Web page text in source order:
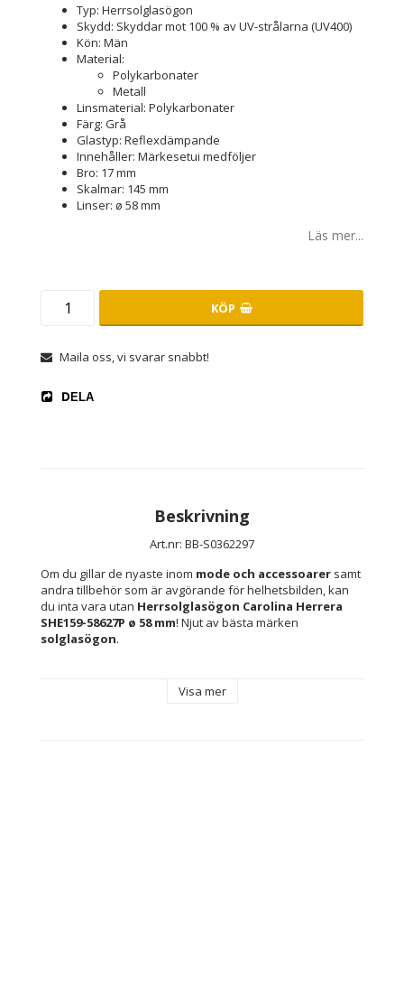
Typ: Herrsolglasögon
Skydd: Skyddar mot 100 % av UV-strålarna (UV400)
Kön: Män
Material:
Polykarbonater
Metall
Linsmaterial: Polykarbonater
Färg: Grå
Glastyp: Reflexdämpande
Innehåller: Märkesetui medföljer
Bro: 17 mm
Skalmar: 145 mm
Linser: ø 58 mm
Läs mer...
KÖP
Maila oss, vi svarar snabbt!
DELA
Beskrivning
Art.nr: BB-S0362297
Om du gillar de nyaste inom mode och accessoarer samt
andra tillbehör som är avgörande för helhetsbilden, kan
du inta vara utan Herrsolglasögon Carolina Herrera
SHE159-58627P ø 58 mm
solglasögon.
Skydd: Skyddar mot 100 % av UV-strålarna (UV400)
Visa mer